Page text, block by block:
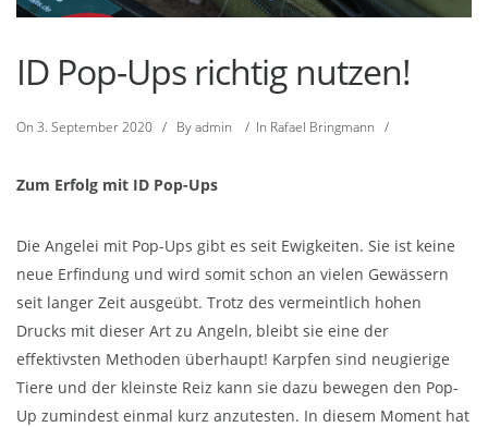
ID Pop-Ups richtig nutzen!
On 3. September 2020 / Byadmin / In Rafael Bringmann /
Zum Erfolg mit ID Pop-Ups
Die Angelei mit Pop-Ups gibt es seit Ewigkeiten. Sie ist keine
neue Erfindung und wird somit schon an vielen Gewässern
seit langer Zeit ausgeübt. Trotz des vermeintlich hohen
Drucks mit dieser Art zu Angeln, bleibt sie eine der
effektivsten Methoden überhaupt! Karpfen sind neugierige
Tiere und der kleinste Reiz kann sie dazu bewegen den Pop-
Up zumindest einmal kurz anzutesten. In diesem Moment hat